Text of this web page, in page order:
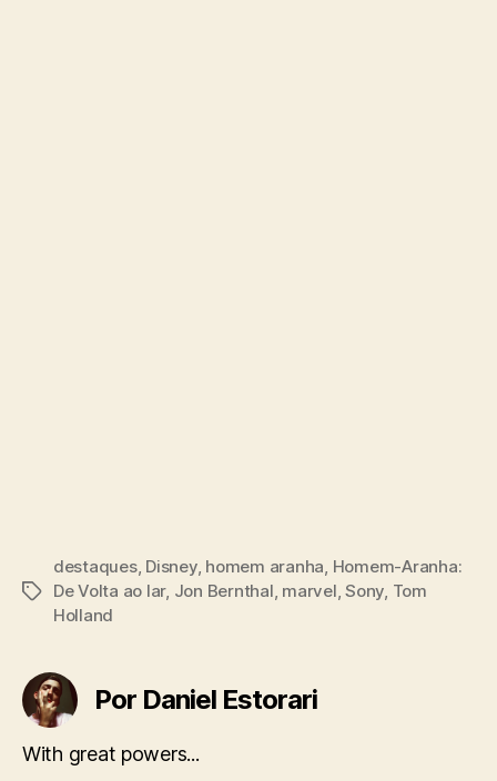
Tags
destaques, Disney, homem aranha, Homem-Aranha:
De Volta ao lar, Jon Bernthal, marvel,Sony, Tom
Holland
Por Daniel Estorari
With great powers...